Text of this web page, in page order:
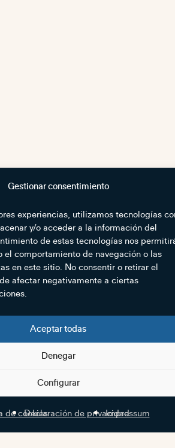
Gestionar consentimiento
experiencias, utilizamos tecnologías
y/o acceder a la información del
de estas tecnologías nos
el comportamiento de navegación o las
en este sitio. No consentir o retirar el
afectar negativamente a ciertas
Aceptar todas
Denegar
Configurar
de cookies
Declaración de privacidad
Impressum